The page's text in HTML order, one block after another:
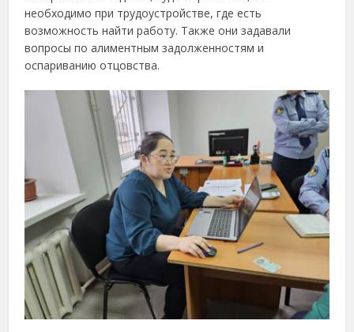
необходимо при трудоустройстве, где есть
возможность найти работу. Также они задавали
вопросы по алиментным задолженностям и
оспариванию отцовства.